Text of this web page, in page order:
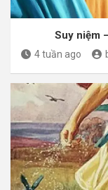
Suy niệm
4 tuần ago